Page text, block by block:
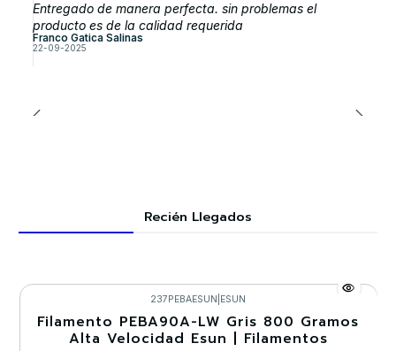
Entregado de manera perfecta. sin problemas el
producto es de la calidad requerida
Franco Gatica Salinas
22-09-2025
Recién Llegados
-30%
237PEBAESUN ESUN
Filamento PEBA90A-LW Gris 800 Gramos
Alta Velocidad Esun | Filamentos